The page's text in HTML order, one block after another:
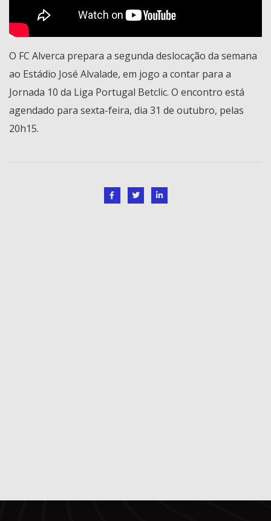
O FC Alverca prepara a segunda deslocação da semana
ao Estádio José Alvalade, em jogo a contar para a
Jornada 10 da Liga Portugal Betclic. O encontro está
agendado para sexta-feira, dia 31 de outubro, pelas
20h15.